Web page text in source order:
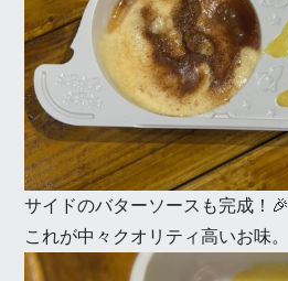
サイドのバターソースも完成！🎉
これが中々クオリティ高いお味。